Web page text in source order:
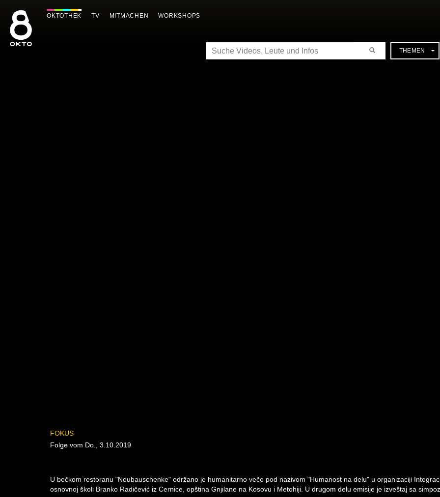
Inhalt
springen
OKTOTHEK TV MITMACHEN WORKSHOPS
SUCHE THEMEN
FOKUS
Folge vom Do., 3.10.2019
U bečkom restoranu "Neubauschenke" održano je humanitarno veče pod nazivom "Humanost na delu" u organizaciji
osnovnoj školi Branko Radičević iz Cernice, opština Gnjilane na Kosovu i Metohiji. U drugom delu emisije je izveštaj sa